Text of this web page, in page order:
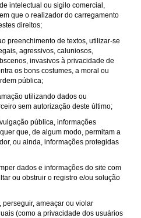
intelectual ou sigilo comercial,
que o realizador do carregamento
direitos;
preenchimento de textos, utilizar-se
agressivos, caluniosos,
invasivos à privacidade de
os bons costumes, a moral ou
pública;
utilizando dados ou
sem autorização deste último;
pública, informações
que, de algum modo, permitam a
ou ainda, informações protegidas
dados e informações do site com
ou obstruir o registro e/ou solução
perseguir, ameaçar ou violar
(como a privacidade dos usuários